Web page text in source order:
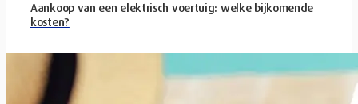
Aankoop van een elektrisch voertuig: welke bijkomende
kosten?